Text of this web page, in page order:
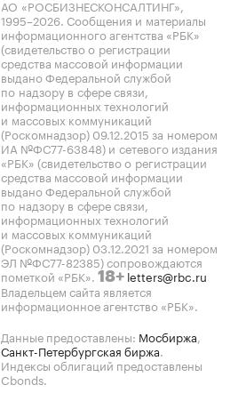
АО «РОСБИЗНЕСКОНСАЛТИНГ»,
1995–2026. Сообщения и материалы
информационного агентства «РБК»
(свидетельство о регистрации
средства массовой информации
выдано Федеральной службой
по надзору в сфере связи,
информационных технологий
и массовых коммуникаций
(Роскомнадзор) 09.12.2015 за номером
ИА №ФС77-63848) и сетевого издания
«РБК» (свидетельство о регистрации
средства массовой информации
выдано Федеральной службой
по надзору в сфере связи,
информационных технологий
и массовых коммуникаций
(Роскомнадзор) 03.12.2021 за номером
ЭЛ №ФС77-82385) сопровождаются
пометкой «РБК». 18+ letters@rbc.ru
Владельцем сайта является
информационное агентство «РБК».
Данные предоставлены: Мосбиржа,
Санкт-Петербургская биржа.
Индексы облигаций предоставлены
Cbonds.